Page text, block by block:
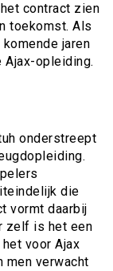
contract zien
toekomst. Als
jaren
Ajax-opleiding.
onderstreept
die
vormt daarbij
zelf is het een
voor Ajax
men verwacht